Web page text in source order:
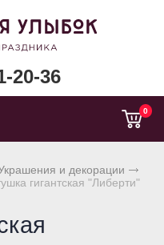
20-36
0
и декорации
гигантская "Либерти"